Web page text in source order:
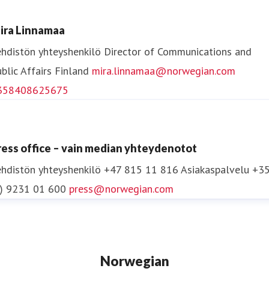
Linnamaa
yhteyshenkilö Director of Communications and
Affairs Finland mira.linnamaa@norwegian.com
office – vain median yhteydenotot
yhteyshenkilö +47 815 11 816 Asiakaspalvelu
9231 01 600 press@norwegian.com
Norwegian